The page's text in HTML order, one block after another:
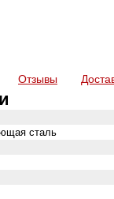
Отзывы
сталь